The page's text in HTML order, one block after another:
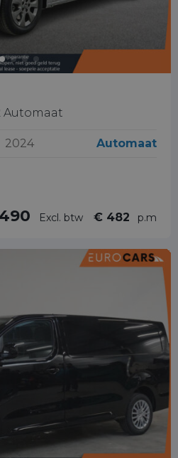
Automaat
2024 Automaat
Excl. btw € 482 p.m